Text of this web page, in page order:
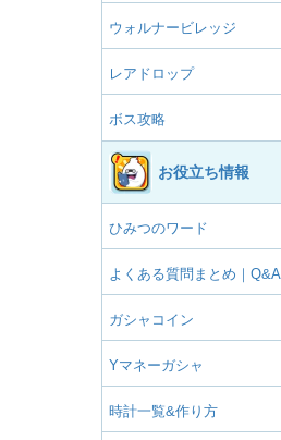
ウォルナービレッジ
レアドロップ
ボス攻略
お役立ち情報
ひみつのワード
よくある質問まとめ｜Q&A
ガシャコイン
Yマネーガシャ
時計一覧&作り方